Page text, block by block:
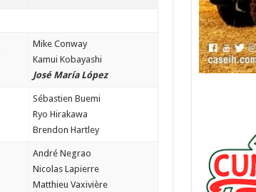
Mike Conway
Kamui Kobayashi
José María López
Sébastien Buemi
Ryo Hirakawa
Brendon Hartley
André Negrao
Nicolas Lapierre
Matthieu Vaxivière